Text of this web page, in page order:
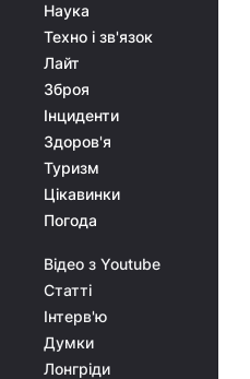
Наука
Техно і зв'язок
Лайт
Зброя
Інциденти
Здоров'я
Туризм
Цікавинки
Погода
Відео з Youtube
Статті
Інтерв'ю
Думки
Лонгріди